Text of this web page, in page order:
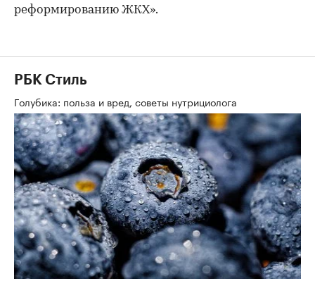
реформированию ЖКХ».
РБК Стиль
Голубика: польза и вред, советы нутрициолога